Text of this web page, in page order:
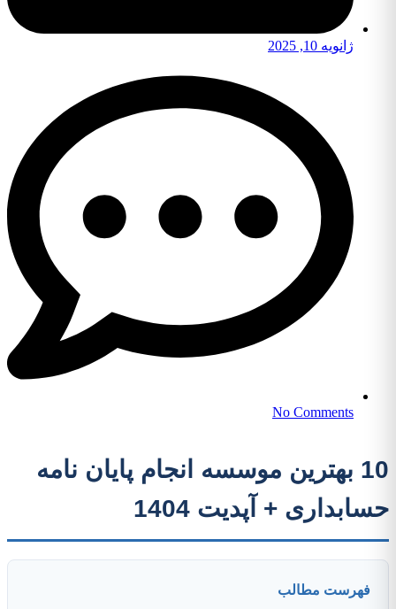
ژانویه 10, 2025
No Comments
10 بهترین موسسه انجام پایان نامه
حسابداری + آپدیت 1404
فهرست مطالب